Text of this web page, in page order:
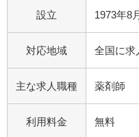
設立 1973年8
対応地域 全国に求
主な求人職種 薬剤師
利用料金 無料